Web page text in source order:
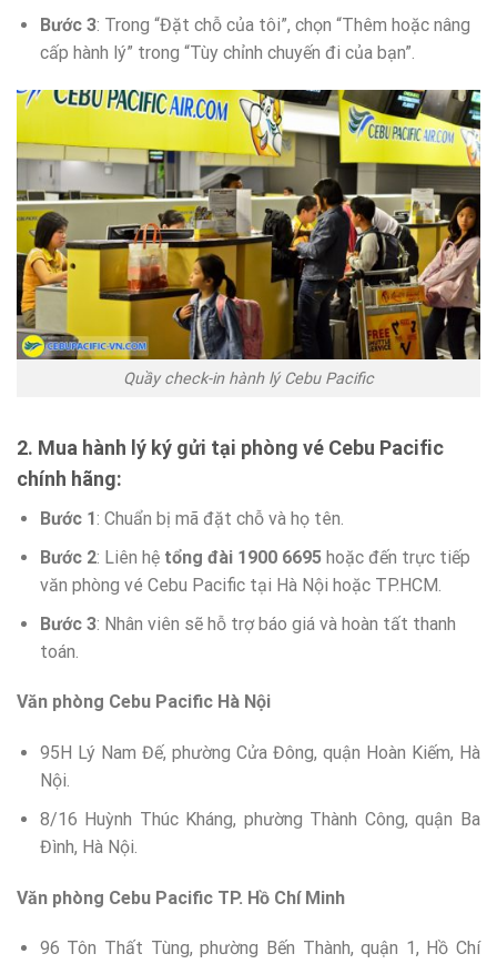
Bước 3: Trong “Đặt chỗ của tôi”, chọn “Thêm hoặc nâng
cấp hành lý” trong “Tùy chỉnh chuyến đi của bạn”.
Quầy check-in hành lý Cebu Pacific
2. Mua hành lý ký gửi tại phòng vé Cebu Pacific
chính hãng:
Bước 1: Chuẩn bị mã đặt chỗ và họ tên.
Bước 2: Liên hệ tổng đài 1900 6695hoặc đến trực tiếp
văn phòng vé Cebu Pacific tại Hà Nội hoặc TP.HCM.
Bước 3: Nhân viên sẽ hỗ trợ báo giá và hoàn tất thanh
toán.
Văn phòng Cebu Pacific Hà Nội
95H Lý Nam Đế, phường Cửa Đông, quận Hoàn Kiếm, Hà
Nội.
8/16 Huỳnh Thúc Kháng, phường Thành Công, quận Ba
Đình, Hà Nội.
Văn phòng Cebu Pacific TP. Hồ Chí Minh
96 Tôn Thất Tùng, phường Bến Thành, quận 1, Hồ Chí